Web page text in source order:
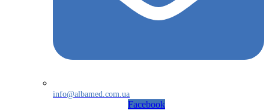
info@albamed.com.ua
Facebook